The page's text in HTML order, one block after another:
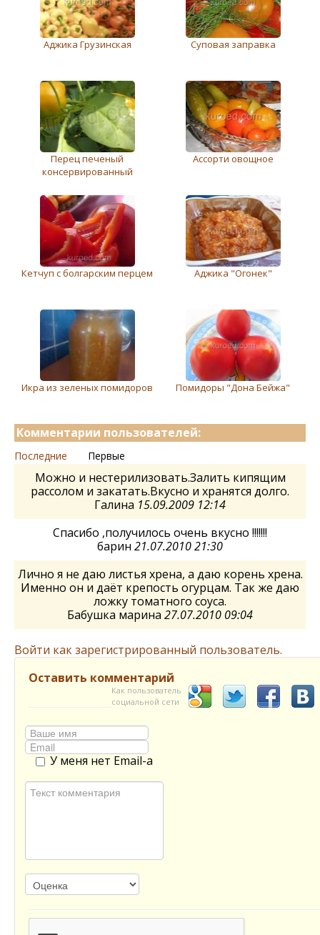
Аджика Грузинская Суповая заправка
Перец печеный
консервированный
Ассорти овощное
Кетчуп с болгарским перцем Аджика "Огонек"
Икра из зеленых помидоров Помидоры "Дона Бейжа"
Комментарии пользователей:
Последние Первые
Можно и нестерилизовать.Залить кипящим
рассолом и закатать.Вкусно и хранятся долго.
Галина 15.09.2009 12:14
Спасибо ,получилось очень вкусно !!!!!!!
барин 21.07.2010 21:30
Лично я не даю листья хрена, а даю корень хрена.
Именно он и даёт крепость огурцам. Так же даю
ложку томатного соуса.
Бабушка марина 27.07.2010 09:04
Войти как зарегистрированный пользователь.
Оставить комментарий
Как пользователь
социальной сети
У меня нет Email-а